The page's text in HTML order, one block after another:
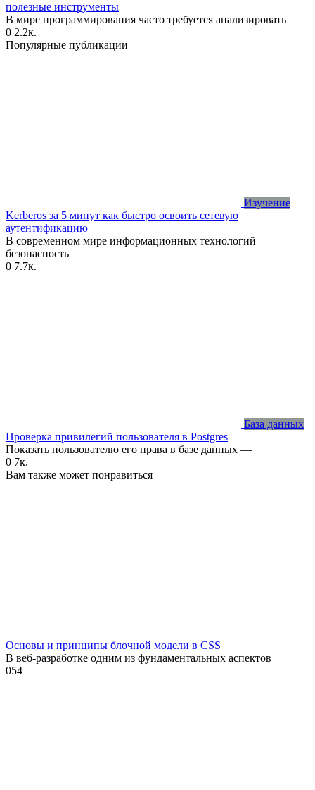
полезные инструменты
В мире программирования часто требуется анализировать
0 2.2к.
Популярные публикации
Изучение
Kerberos за 5 минут как быстро освоить сетевую
аутентификацию
В современном мире информационных технологий
безопасность
0 7.7к.
База данных
Проверка привилегий пользователя в Postgres
Показать пользователю его права в базе данных —
0 7к.
Вам также может понравиться
Основы и принципы блочной модели в CSS
В веб-разработке одним из фундаментальных аспектов
054